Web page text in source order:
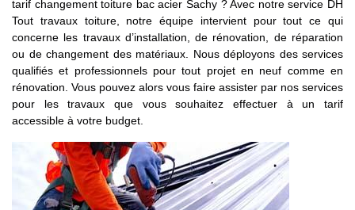
tarif changement toiture bac acier Sachy ? Avec notre service DH
Tout travaux toiture, notre équipe intervient pour tout ce qui
concerne les travaux d’installation, de rénovation, de réparation
ou de changement des matériaux. Nous déployons des services
qualifiés et professionnels pour tout projet en neuf comme en
rénovation. Vous pouvez alors vous faire assister par nos services
pour les travaux que vous souhaitez effectuer à un tarif
accessible à votre budget.